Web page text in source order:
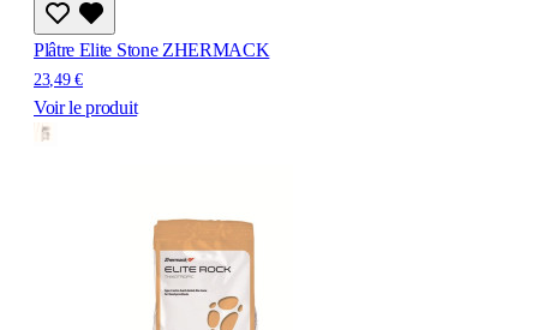
Plâtre Elite Stone ZHERMACK
23,49 €
Voir le produit